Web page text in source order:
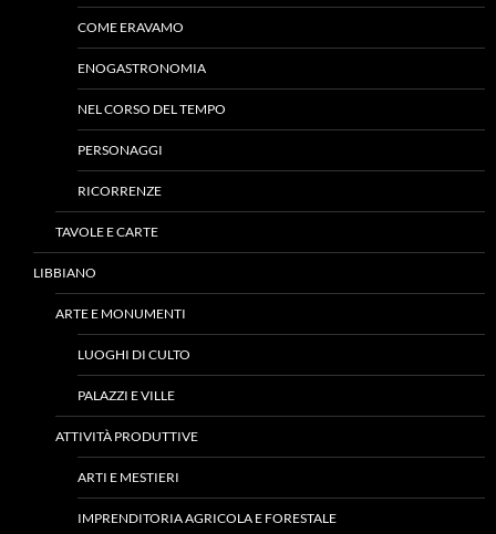
COME ERAVAMO
ENOGASTRONOMIA
NEL CORSO DEL TEMPO
PERSONAGGI
RICORRENZE
TAVOLE E CARTE
LIBBIANO
ARTE E MONUMENTI
LUOGHI DI CULTO
PALAZZI E VILLE
ATTIVITÀ PRODUTTIVE
ARTI E MESTIERI
IMPRENDITORIA AGRICOLA E FORESTALE